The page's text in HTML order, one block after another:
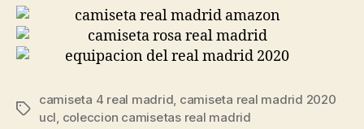
Etiquetas
camiseta 4 real madrid, camiseta real madrid 2020
ucl, coleccion camisetas real madrid